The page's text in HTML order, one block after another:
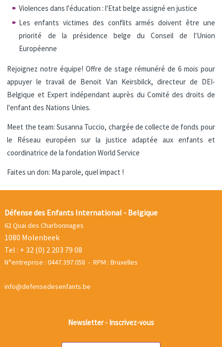
Violences dans l'éducation : l'Etat belge assigné en justice
Les enfants victimes des conflits armés doivent être une
priorité de la présidence belge du Conseil de l'Union
Européenne
Rejoignez notre équipe! Offre de stage rémunéré de 6 mois pour
appuyer le travail de Benoit Van Keirsbilck, directeur de DEI-
Belgique et Expert indépendant auprès du Comité des droits de
l'enfant des Nations Unies.
Meet the team: Susanna Tuccio, chargée de collecte de fonds pour
le Réseau européen sur la justice adaptée aux enfants et
coordinatrice de la fondation World Service
Faites un don: Ma parole, quel impact !
Défense des Enfants International - Belgique
62 Quai des Charbonnages
1080 Molenbeek
Tel : + 32 (0) 2 203 79 08
N°entreprise : 0447.397.058 - RPM : Bruxelles
info@defensedesenfants.be
Newsletter - Inscrivez-vous